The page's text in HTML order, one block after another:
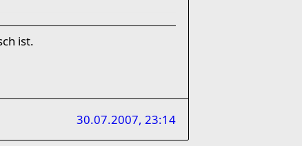
ist.
30.07.2007, 23:14